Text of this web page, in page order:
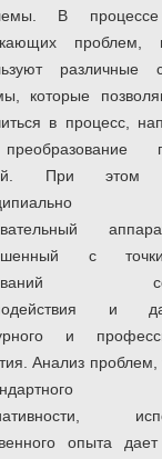
В
проблем,
различные
которые
в процесс,
При этом
с
и
и
Анализ
опыта